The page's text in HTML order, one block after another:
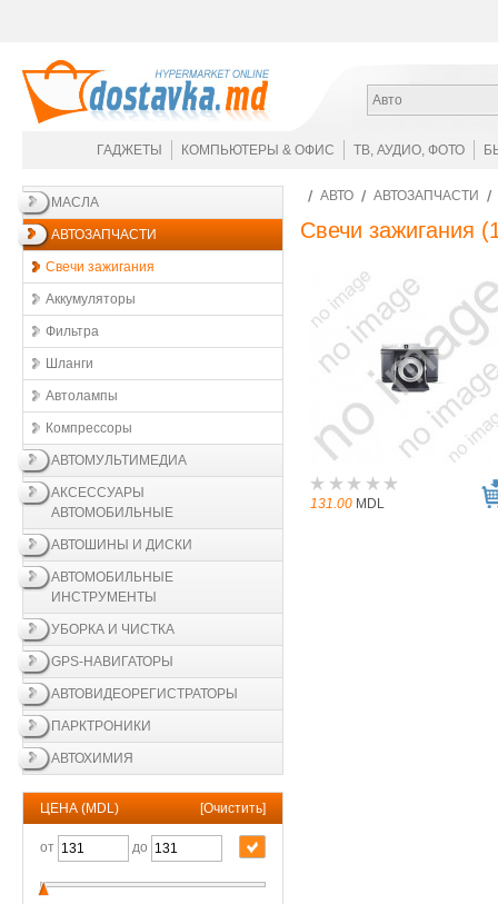
Авто
ГАДЖЕТЫ КОМПЬЮТЕРЫ & ОФИС ТВ, АУДИО, ФОТО
МАСЛА
АВТОЗАПЧАСТИ
Свечи зажигания
Аккумуляторы
Фильтра
Шланги
Автолампы
Компрессоры
АВТОМУЛЬТИМЕДИА
АКСЕССУАРЫ
АВТОМОБИЛЬНЫЕ
АВТОШИНЫ И ДИСКИ
АВТОМОБИЛЬНЫЕ
ИНСТРУМЕНТЫ
УБОРКА И ЧИСТКА
GPS-НАВИГАТОРЫ
АВТОВИДЕОРЕГИСТРАТОРЫ
ПАРКТРОНИКИ
АВТОХИМИЯ
ЦЕНА (MDL) [Очистить]
от до
АВТО АВТОЗАПЧАСТИ
Свечи зажигания
131.00 MDL